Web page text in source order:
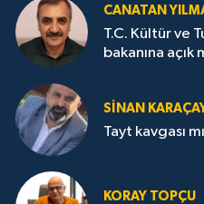
CANATAN
T.C. Kültür ve
bakanına açık
SİNAN
Tayt kavgası
KORAY TOPÇU